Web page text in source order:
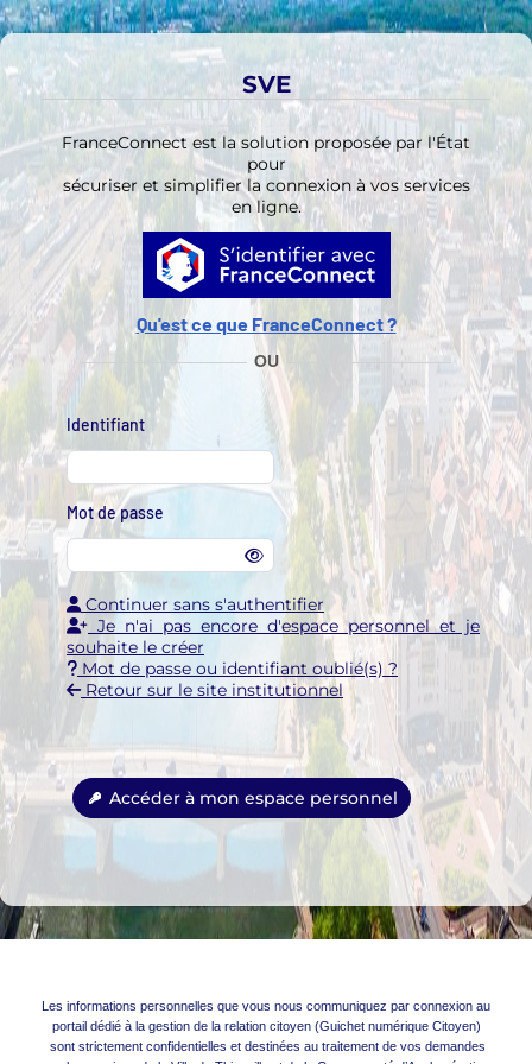
Aller au contenu principal
Aller aux actions
SVE
FranceConnect est la solution proposée par l'État
pour
sécuriser et simplifier la connexion à vos services
en ligne.
Qu'est ce que FranceConnect ?
OU
Identifiant
Mot de passe
Continuer sans s'authentifier
Je n'ai pas encore d'espace personnel et je
souhaite le créer
Mot de passe ou identifiant oublié(s) ?
Retour sur le site institutionnel
Accéder à mon espace personnel
Les informations personnelles que vous nous communiquez par connexion au
portail dédié à la gestion de la relation citoyen (Guichet numérique Citoyen)
sont strictement confidentielles et destinées au traitement de vos demandes